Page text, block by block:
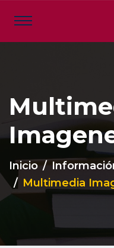
Inicio
Multimedia